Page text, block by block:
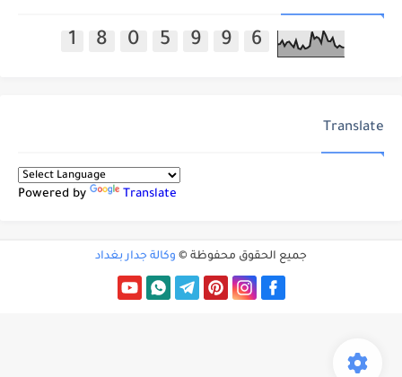
1 8 0 5 9 9 6
Translate
Powered by Translate
جميع الحقوق محفوظة © وكالة جدار بغداد